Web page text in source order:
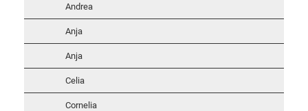
Andrea
Anja
Anja
Celia
Cornelia